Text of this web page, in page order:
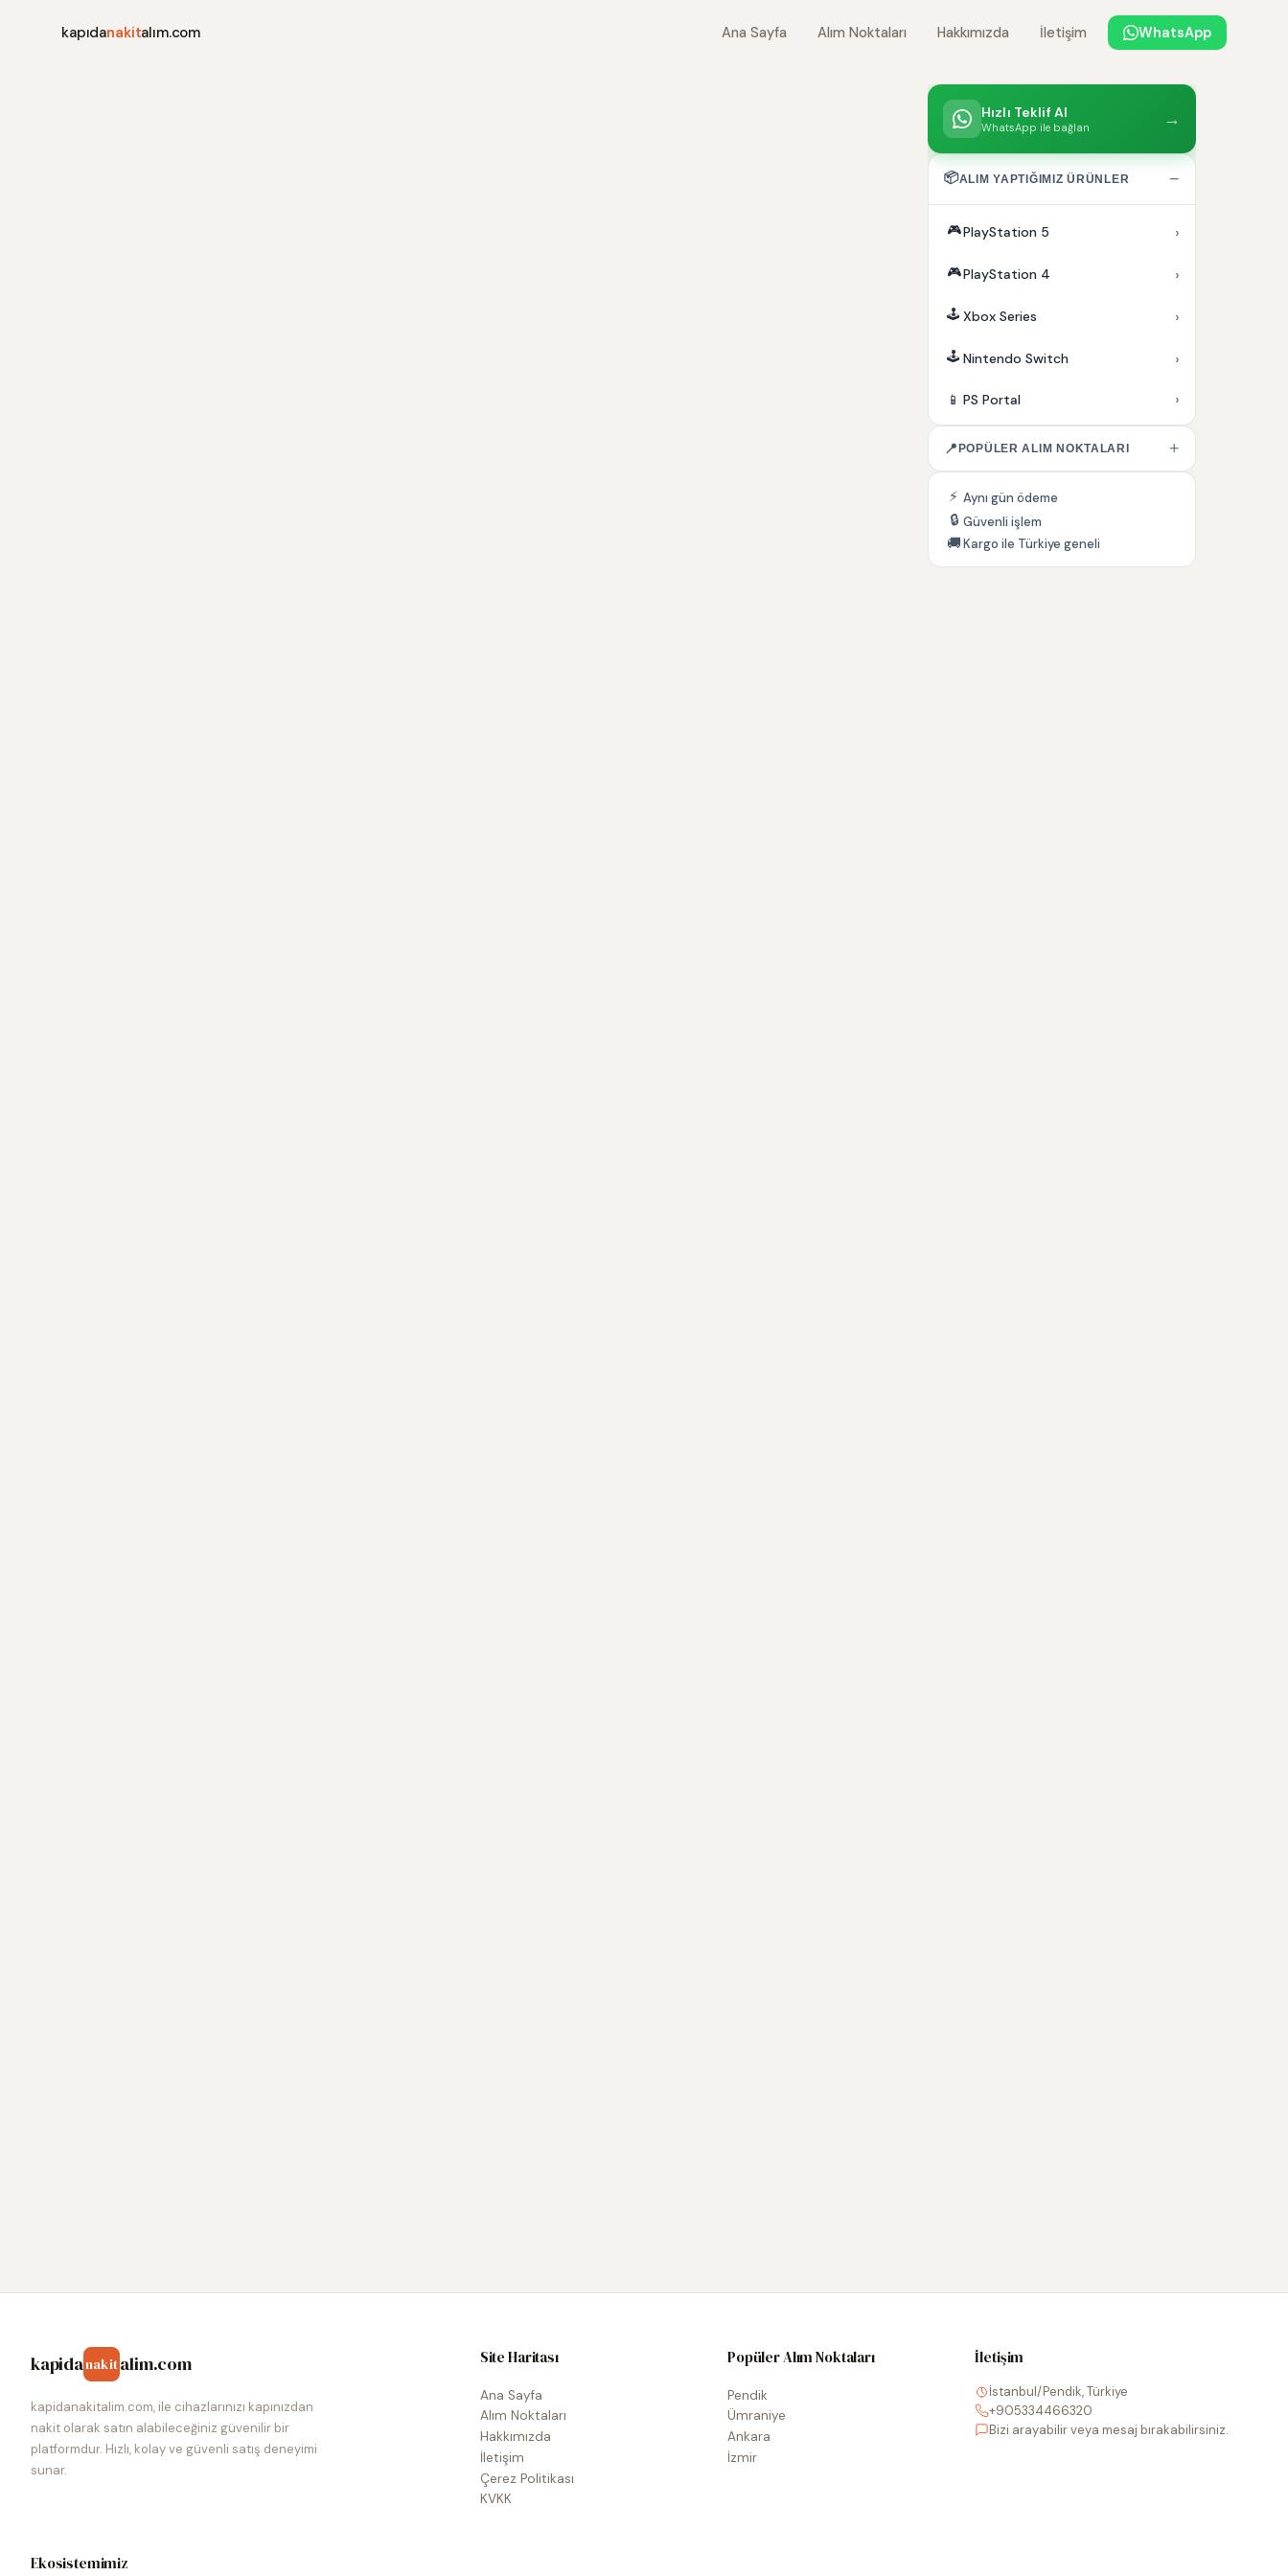
kapıdanakitalım.com Ana Sayfa Alım Noktaları Hakkımızda İletişim WhatsApp
Hızlı Teklif Al
WhatsApp ile bağlan →
📦ALIM YAPTIĞIMIZ ÜRÜNLER −
🎮PlayStation 5 ›
🎮PlayStation 4 ›
🕹️ Xbox Series ›
🕹️ Nintendo Switch ›
📱 PS Portal ›
📍 POPÜLER ALIM NOKTALARI +
⚡ Aynı gün ödeme
🔒 Güvenli işlem
🚚Kargo ile Türkiye geneli
kapidanakitalim.com
kapidanakitalim.com, ile cihazlarınızı kapınızdan
nakit olarak satın alabileceğiniz güvenilir bir
platformdur. Hızlı, kolay ve güvenli satış deneyimi
sunar.
Site Haritası
Ana Sayfa
Alım Noktaları
Hakkımızda
İletişim
Çerez Politikası
KVKK
Popüler Alım Noktaları
Pendik
Ümraniye
Ankara
İzmir
İletişim
İstanbul/Pendik, Türkiye
+905334466320
Bizi arayabilir veya mesaj bırakabilirsiniz.
Ekosistemimiz